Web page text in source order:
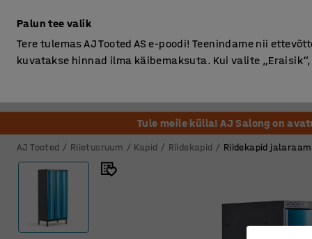
Tule meile külla! AJ Salong on
AJ Tooted Riietusruum Kapid Riidekapid Riidekapid
Palun tee valik
Tere tulemas AJ Tooted AS e-poodi! Teenindame nii
kuvatakse hinnad ilma käibemaksuta. Kui valite